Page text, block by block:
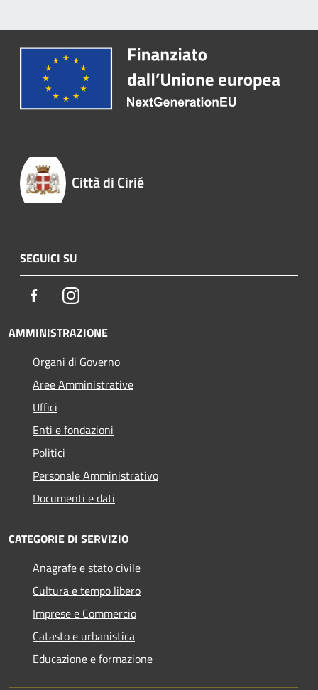
Città di Cirié
SEGUICI SU
FacebookInstagram
AMMINISTRAZIONE
Organi di Governo
Aree Amministrative
Uffici
Enti e fondazioni
Politici
Personale Amministrativo
Documenti e dati
CATEGORIE DI SERVIZIO
Anagrafe e stato civile
Cultura e tempo libero
Imprese e Commercio
Catasto e urbanistica
Educazione e formazione